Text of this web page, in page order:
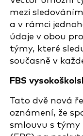
mezi
a v rámci
údaje v obou
týmy, které
současně v
FBS
Tato dvě nová
oznámení, že
smlouvu s týmy